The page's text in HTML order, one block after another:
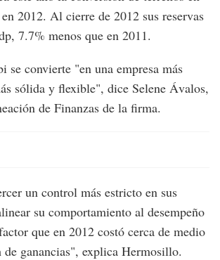
2012. Al cierre de 2012 sus reservas
7.7% menos que en 2011.
se convierte "en una empresa más
sólida y flexible", dice Selene Ávalos,
de Finanzas de la firma.
un control más estricto en sus
su comportamiento al desempeño
que en 2012 costó cerca de medio
de ganancias", explica Hermosillo.